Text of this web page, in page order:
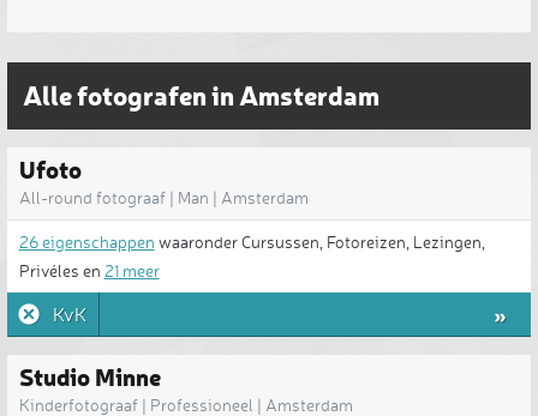
Alle fotografen in Amsterdam
Ufoto
All-round fotograaf | Man | Amsterdam
26 eigenschappen waaronder Cursussen, Fotoreizen, Lezingen,
Privéles en 21 meer
KvK »
Studio Minne
Kinderfotograaf | Professioneel | Amsterdam